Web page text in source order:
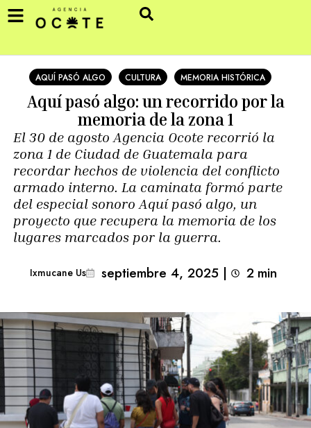
AQUÍ PASÓ ALGO CULTURA MEMORIA HISTÓRICA
Aquí pasó algo: un recorrido por la
memoria de la zona 1
El 30 de agosto Agencia Ocote recorrió la
zona 1 de Ciudad de Guatemala para
recordar hechos de violencia del conflicto
armado interno. La caminata formó parte
del especial sonoro Aquí pasó algo, un
proyecto que recupera la memoria de los
lugares marcados por la guerra.
Ixmucane Us septiembre 4, 2025 | 2 min